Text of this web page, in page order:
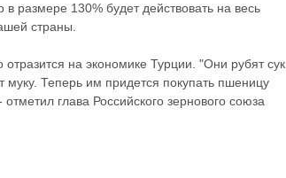
размере 130% будет действовать на весь
страны.
на экономике Турции. "Они рубят сук,
Теперь им придется покупать пшеницу
глава Российского зернового союза